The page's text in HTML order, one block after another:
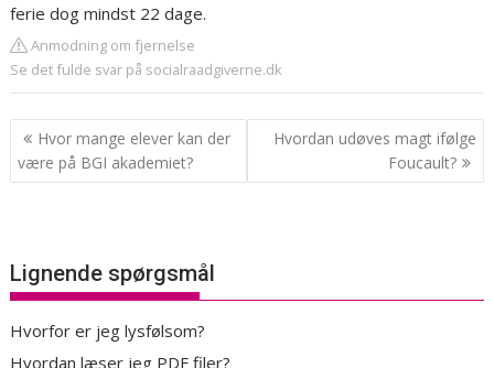
ferie dog mindst 22 dage.
Anmodning om fjernelse
Se det fulde svar på socialraadgiverne.dk
Indlægsnavigation
Hvor mange elever kan der
være på BGI akademiet?
Hvordan udøves magt ifølge
Foucault?
Lignende spørgsmål
Hvorfor er jeg lysfølsom?
Hvordan læser jeg PDF filer?